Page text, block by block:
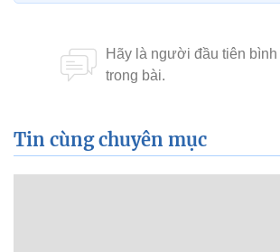
Tin cùng chuyên mục